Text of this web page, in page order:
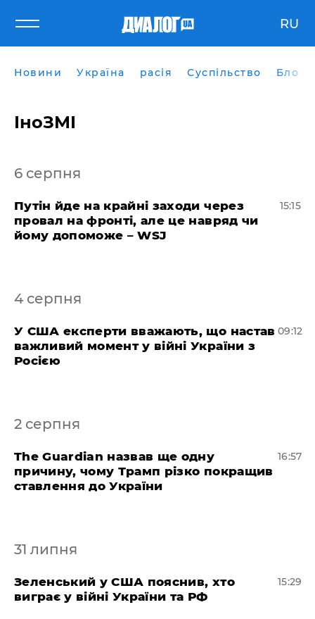
RU
Новини Україна расія Суспільство Блоги
ІноЗМІ
6 серпня
Путін йде на крайні заходи через
провал на фронті, але це навряд чи
йому допоможе – WSJ
15:15
4 серпня
У США експерти вважають, що настав
важливий момент у війні України з
Росією
09:12
2 серпня
The Guardian назвав ще одну
причину, чому Трамп різко покращив
ставлення до України
16:57
31 липня
Зеленський у США пояснив, хто
виграє у війні України та РФ
15:29